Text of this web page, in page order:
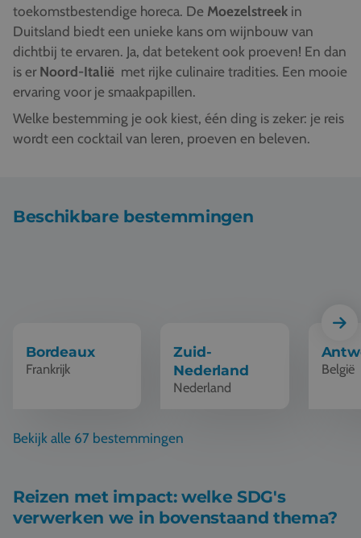
toekomstbestendige horeca. De Moezelstreek in
Duitsland biedt een unieke kans om wijnbouw van
dichtbij te ervaren. Ja, dat betekent ook proeven! En dan
is erNoord-Italië met rijke culinaire tradities. Een mooie
ervaring voor je smaakpapillen.
Welke bestemming je ook kiest, één ding is zeker: je reis
wordt een cocktail van leren, proeven en beleven.
Beschikbare bestemmingen
Bordeaux
Frankrijk
Zuid-
Nederland
Nederland
België
Bekijk alle 67 bestemmingen
Reizen met impact: welke SDG's
verwerken we in bovenstaand thema?